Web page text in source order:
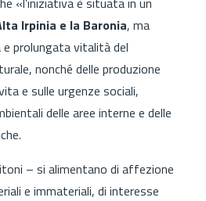
Irpinia e la Baronia, ma
prolungata vitalità del
nonché delle produzione
e sulle urgenze sociali,
delle aree interne e delle
– si alimentano di affezione
e immateriali, di interesse